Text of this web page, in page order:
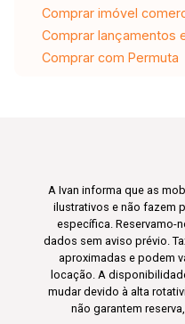
Comprar imóvel
Comprar lançamentos
Comprar com Permuta
A Ivan informa que as
ilustrativos e não fazem
específica. Reservamo-
dados sem aviso prévio.
aproximadas e podem
locação. A
mudar devido à alta
não garantem